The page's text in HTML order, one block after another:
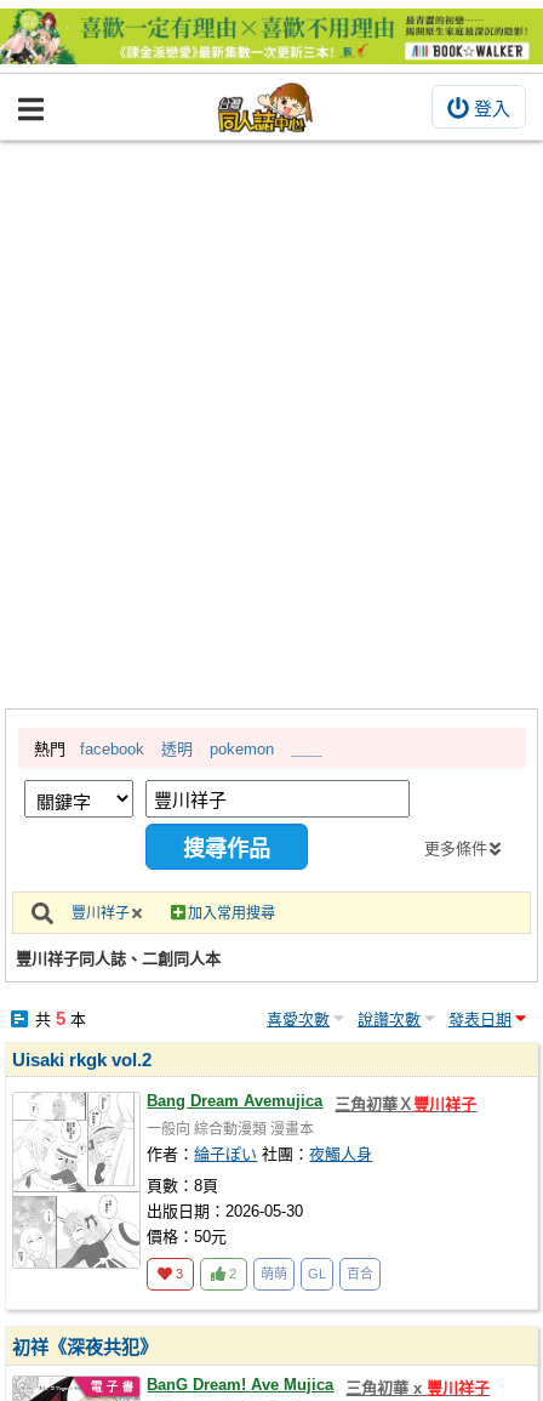
登入
BOOKY書集倉庫
繪圖藝廊
交流中心
攤位轉讓區
會員中心
註冊會員
熱門 facebook 透明 pokemon
更多條件
豐川祥子 加入常用搜尋
豐川祥子同人誌、二創同人本
共 5本 喜愛次數 說讚次數 發表日期
Uisaki rkgk vol.2
Bang Dream Avemujica 三角初華Ｘ 豐川祥子
一般向 綜合動漫類 漫畫本
作者：綸子ぽい 社團：夜觸人身
頁數：8頁
出版日期：2026-05-30
價格：50元
3 2 萌萌 GL 百合
初祥《深夜共犯》
BanG Dream! Ave Mujica 三角初華 x 豐川祥子